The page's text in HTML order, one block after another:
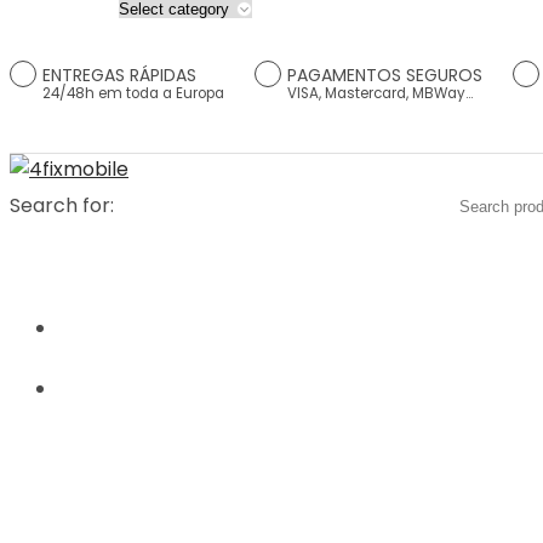
ENTREGAS RÁPIDAS
24/48h em toda a Europa
PAGAMENTOS SEGUROS
VISA, Mastercard, MBWay...
Search for: